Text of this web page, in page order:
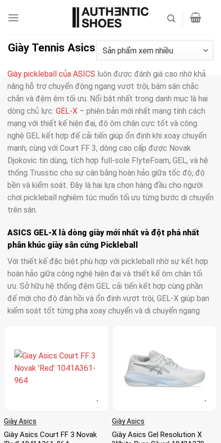
qua
dungGiày Tennis Asics
Giày pickleball của ASICS luôn được đánh giá cao nhờ khả
năng hỗ trợ chuyển động ngang vượt trội, bám sân chắc
chắn và đệm êm tối ưu. Nổi bật nhất trong danh mục là hai
dòng chủ lực: GEL-X – phiên bản mới nhất mang tính cách
mạng với thiết kế hiện đại, độ ôm chân cực tốt và công
nghệ GEL kết hợp đế cải tiến giúp ổn định khi xoay chuyển
mạnh; cùng với Court FF 3, dòng cao cấp được Novak
Djokovic tin dùng, tích hợp full-sole FlyteFoam, GEL, và hệ
thống Trusstic cho sự cân bằng hoàn hảo giữa tốc độ, độ
bền và kiểm soát. Đây là hai lựa chọn hàng đầu cho người
chơi pickleball nghiêm túc muốn tối ưu từng bước di chuyển
trên sân.
ASICS GEL-X là dòng giày mới nhất và đột phá nhất
phân khúc giày sân cứng Pickleball
Với thiết kế đặc biệt phù hợp với pickleball nhờ sự kết hợp
hoàn hảo giữa công nghệ hiện đại và thiết kế ôm chân tối
ưu. Sở hữu hệ thống đệm GEL cải tiến kết hợp cùng phần
đế mới cho độ đàn hồi và ổn định vượt trội, GEL-X giúp bạn
kiểm soát tốt từng pha xoay chuyển và di chuyển ngang
trận đấu. Đây chính là lựa chọn hàng đầu cho những ai yêu
cầu cao về hiệu suất và độ tin cậy trên sân pickleball.
ASICS Court FF 3 Novak là đôi giày Pickleball cao cấp
nhất của ASICS
Mẫu giày này được thiết kế dành riêng cho các vận động
pickleball. Sở hữu công nghệ đệm FlyteFoam™ toàn phần
kết hợp với lớp GEL ở gót và mũi, FF 3 mang lại cảm giác êm
Giày Asics
Giày Asics Court FF 3 Novak
Giày Asics
Giày Asics Gel Resolution X